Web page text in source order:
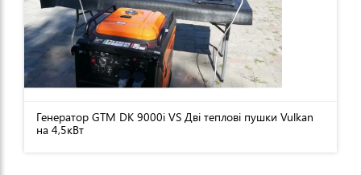
Генератор GTM DK 9000i VS Дві теплові пушки Vulkan
на 4,5кВт